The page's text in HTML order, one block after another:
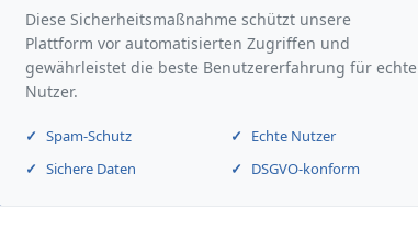
Diese Sicherheitsmaßnahme schützt unsere
Plattform vor automatisierten Zugriffen und
gewährleistet die beste Benutzererfahrung für echte
Nutzer.
Spam-Schutz
Echte Nutzer
Sichere Daten
DSGVO-konform